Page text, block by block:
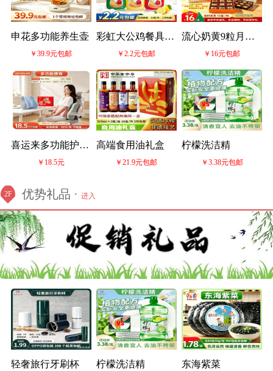
申花多功能养生壶
￥39.9元包邮
彩虹大公鸡餐具净
￥2.2元包邮
流心奶黄9粒月饼
￥16元包邮
喜运来多功能护腰
￥18.5元
高端食用油礼盒
￥21.9元包邮
柠檬洗洁精
￥3.38元包邮
2F 优势礼品 · 进入
轻奢旅行牙刷杯 柠檬洗洁精 东海紫菜